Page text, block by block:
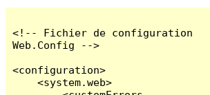
<!-- Fichier de configuration
Web.Config -->
<configuration>
    <system.web>